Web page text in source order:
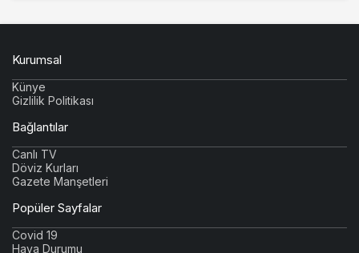
Kurumsal
Künye
Gizlilik Politikası
Bağlantılar
Canlı TV
Döviz Kurları
Gazete Manşetleri
Popüler Sayfalar
Covid 19
Hava Durumu